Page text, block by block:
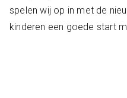
spelen wij op in met de
kinderen een goede start